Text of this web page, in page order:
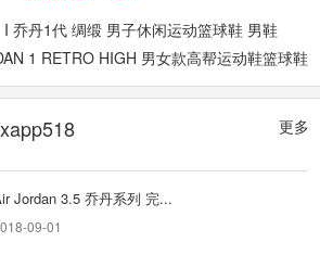
乔丹1代 绸缎 男子休闲运动篮球鞋 男鞋
1 RETRO HIGH 男女款高帮运动鞋篮球鞋
更多
家纯原 外贸平台专供版本?? Air Jordan
未来概念轻量化篮球鞋 #市
首家纯...